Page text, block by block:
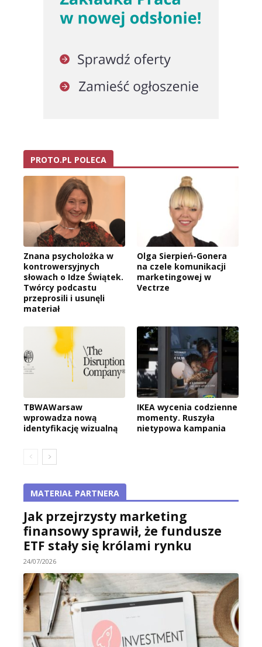
PROTO.PL POLECA
Znana psycholożka w
kontrowersyjnych
słowach o Idze Świątek.
Twórcy podcastu
przeprosili i usunęli
materiał
Olga Sierpień-Gonera
na czele komunikacji
marketingowej w
Vectrze
TBWAWarsaw
wprowadza nową
identyfikację wizualną
IKEA wycenia codzienne
momenty. Ruszyła
nietypowa kampania
MATERIAŁ PARTNERA
Jak przejrzysty marketing
finansowy sprawił, że fundusze
ETF stały się królami rynku
24/07/2026